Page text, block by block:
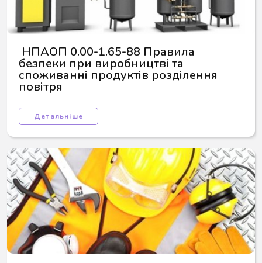
безпеки при виробництві та
споживанні продуктів розділення
повітря
Детальніше